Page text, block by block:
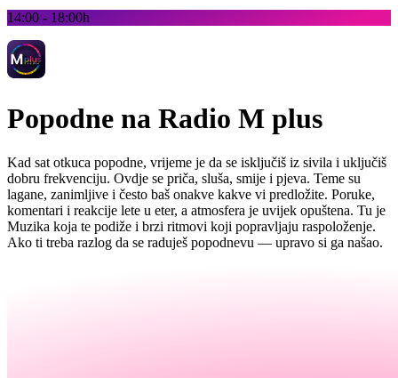
14:00 - 18:00h
Popodne na Radio M plus
Kad sat otkuca popodne, vrijeme je da se isključiš iz sivila i uključiš
dobru frekvenciju. Ovdje se priča, sluša, smije i pjeva. Teme su
lagane, zanimljive i često baš onakve kakve vi predložite. Poruke,
komentari i reakcije lete u eter, a atmosfera je uvijek opuštena. Tu je
Muzika koja te podiže i brzi ritmovi koji popravljaju raspoloženje.
Ako ti treba razlog da se raduješ popodnevu — upravo si ga našao.